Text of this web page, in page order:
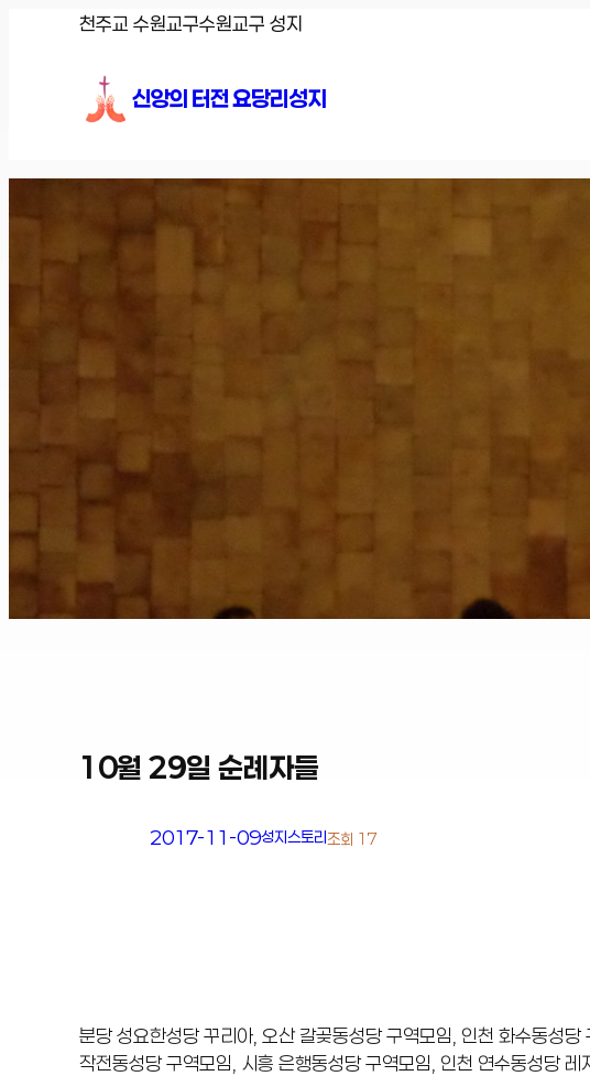
기
천주교 수원교구수원교구 성지
신앙의 터전 요당리성지
10월 29일 순례자들
2017-11-09성지스토리조회 17
분당 성요한성당 꾸리아, 오산 갈곶동성당 구역모임, 인천 화수동성
작전동성당 구역모임, 시흥 은행동성당 구역모임, 인천 연수동성당